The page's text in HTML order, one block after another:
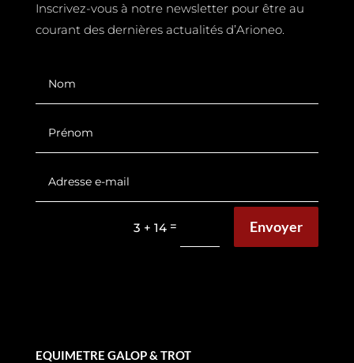
Inscrivez-vous à notre newsletter pour être au
courant des dernières actualités d’Arioneo.
3 + 14 = Envoyer
EQUIMETRE GALOP & TROT